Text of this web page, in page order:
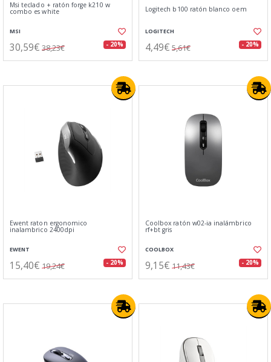
Msi teclado + ratón forge k210 w
combo es white
MSI
30,59€ 38,23€ - 20%
Logitech b100 ratón blanco oem
LOGITECH
4,49€ 5,61€ - 20%
Ewent raton ergonomico
inalambrico 2400dpi
EWENT
15,40€ 19,24€ - 20%
Coolbox ratón w02-ia inalámbrico
rf+bt gris
COOLBOX
9,15€ 11,43€ - 20%